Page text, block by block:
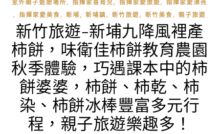
室外親子遊憩場所 指揮家喜育兒 指揮家愛旅遊 指揮家愛漂亮
, 指揮家愛美食, 新埔, 新埔鎮, 新竹旅遊, 新竹美食, 親子旅遊
新竹旅遊-新埔九降風裡產
柿餅，味衛佳柿餅教育農園
秋季體驗，巧遇課本中的柿
餅婆婆，柿餅、柿乾、柿
染、柿餅冰棒豐富多元行
程，親子旅遊樂趣多！